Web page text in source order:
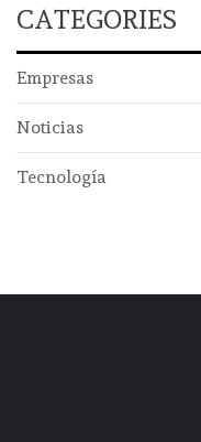
CATEGORIES
Empresas
Noticias
Tecnología